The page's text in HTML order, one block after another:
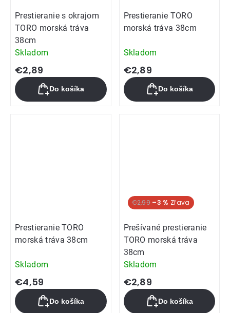
Prestieranie s okrajom
TORO morská tráva
38cm
Skladom
€2,89
Do košíka
Prestieranie TORO
morská tráva 38cm
Skladom
€2,89
Do košíka
Prestieranie TORO
morská tráva 38cm
Skladom
€4,59
Do košíka
€2,99 –3 %
Prešívané prestieranie
TORO morská tráva
38cm
Skladom
€2,89
Do košíka